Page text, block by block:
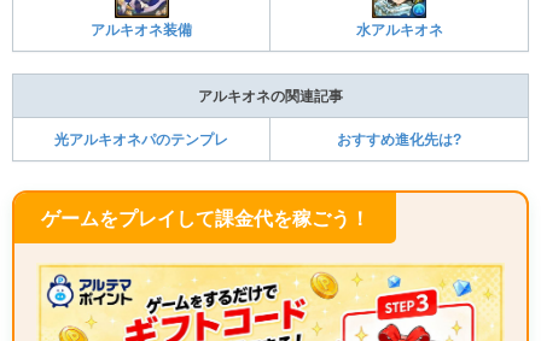
アルキオネ装備 水アルキオネ
アルキオネの関連記事
光アルキオネパのテンプレ おすすめ進化先は?
ゲームをプレイして課金代を稼ごう！